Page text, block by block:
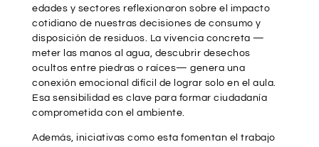
edades y sectores reflexionaron sobre el impacto
cotidiano de nuestras decisiones de consumo y
disposición de residuos. La vivencia concreta —
meter las manos al agua, descubrir desechos
ocultos entre piedras o raíces— genera una
conexión emocional difícil de lograr solo en el aula.
Esa sensibilidad es clave para formar ciudadanía
comprometida con el ambiente.
Además, iniciativas como esta fomentan el trabajo